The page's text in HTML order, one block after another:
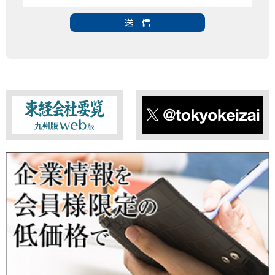
■個人情報の第三者提供について
■ 個人情報提供の任意性及び留意点
個人情報のご提供は任意ですが、必要な個人情報をご提供いた
だけなかった場合は、上記利用目的を達成できない場合があり
ますのでご了承ください。
当社は、本人が自己の個人情報について、通知・開示・訂正・
追加・削除・利用停止・提供停止の希望がございましたら、本
人または代理人の請求応じて、個人データの通知・開示・訂
正・追加・削除・利用停止・提供停止の請求に応じます。
受付方法は、本人確認資料（運転免許証、パスポート何れかの
コピー）、「個人情報取扱申請書」「委任状」（代理人による
申請の場合のみ必要となります）を当社宛にお送り下さい。
＜個人情報保護に関するお問合せ・相談窓口＞
東経会社要覧web版 X